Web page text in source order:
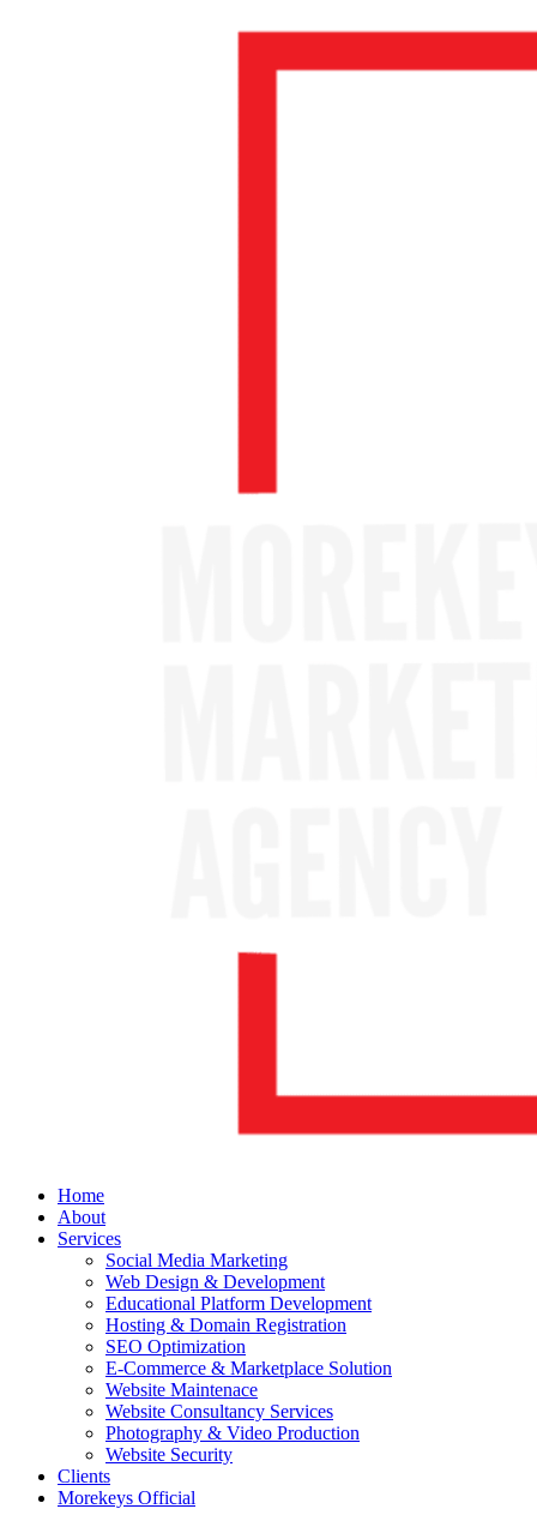
Home
About
Services
Social Media Marketing
Web Design & Development
Educational Platform Development
Hosting & Domain Registration
SEO Optimization
E-Commerce & Marketplace Solution
Website Maintenace
Website Consultancy Services
Photography & Video Production
Website Security
Clients
Morekeys Official